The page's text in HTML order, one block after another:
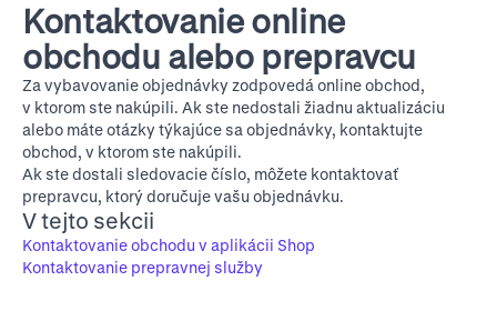
Kontaktovanie online
obchodu alebo prepravcu
Za vybavovanie objednávky zodpovedá online obchod,
v ktorom ste nakúpili. Ak ste nedostali žiadnu aktualizáciu
alebo máte otázky týkajúce sa objednávky, kontaktujte
obchod, v ktorom ste nakúpili.
Ak ste dostali sledovacie číslo, môžete kontaktovať
prepravcu, ktorý doručuje vašu objednávku.
V tejto sekcii
Kontaktovanie obchodu v aplikácii Shop
Kontaktovanie prepravnej služby